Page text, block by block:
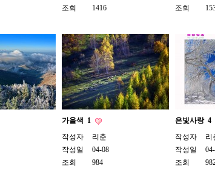
조회
1416
조회
가을색
1
작성자
리춘
작성일
04-08
조회
984
은빛사랑 4
작성자
리
작성일
조회